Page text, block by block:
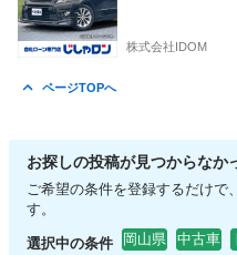
株式会社IDOM
ページTOPへ
お探しの投稿が見つからなか
ご希望の条件を登録するだけで
す。
選択中の条件 岡山県 中古車